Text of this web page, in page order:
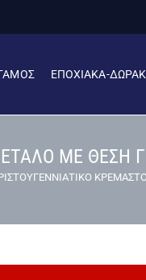
ΕΠΟΧΙΑΚΑ-
ΜΕ ΘΕΣΗ